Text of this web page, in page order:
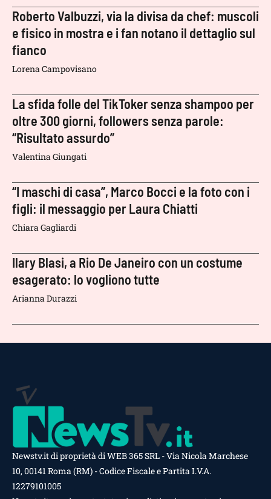
Roberto Valbuzzi, via la divisa da chef: muscoli
e fisico in mostra e i fan notano il dettaglio sul
fianco
Lorena Campovisano
La sfida folle del TikToker senza shampoo per
oltre 300 giorni, followers senza parole:
“Risultato assurdo”
Valentina Giungati
“I maschi di casa”, Marco Bocci e la foto con i
figli: il messaggio per Laura Chiatti
Chiara Gagliardi
Ilary Blasi, a Rio De Janeiro con un costume
esagerato: lo vogliono tutte
Arianna Durazzi
Newstv.it di proprietà di WEB 365 SRL - Via Nicola Marchese
10, 00141 Roma (RM) - Codice Fiscale e Partita I.V.A.
12279101005